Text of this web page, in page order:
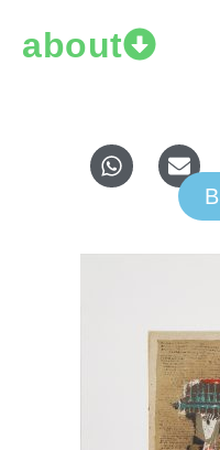
about